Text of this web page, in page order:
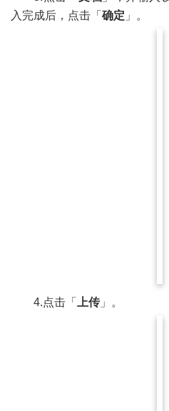
入完成后，点击「 确定 」。
4.点击「 上传」。